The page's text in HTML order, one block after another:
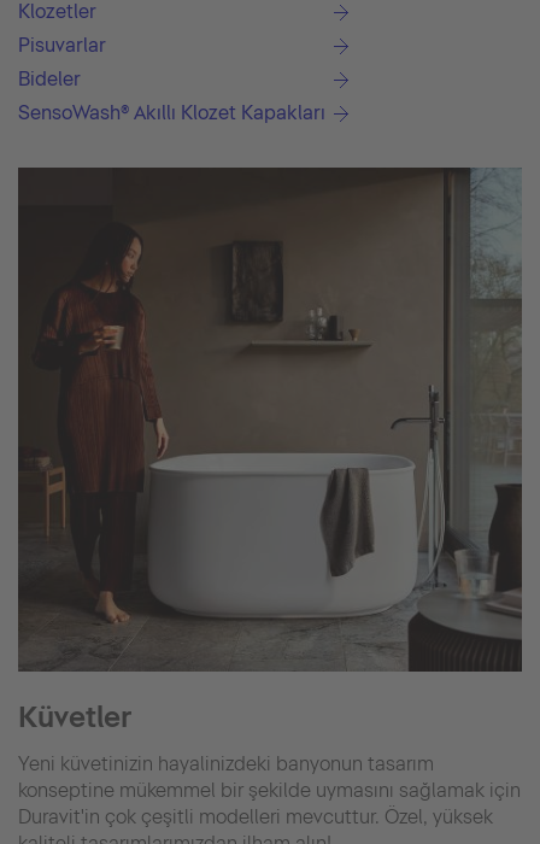
Klozetler
Pisuvarlar
Bideler
SensoWash® Akıllı Klozet Kapakları
Küvetler
Yeni küvetinizin hayalinizdeki banyonun tasarım
konseptine mükemmel bir şekilde uymasını sağlamak için
Duravit'in çok çeşitli modelleri mevcuttur. Özel, yüksek